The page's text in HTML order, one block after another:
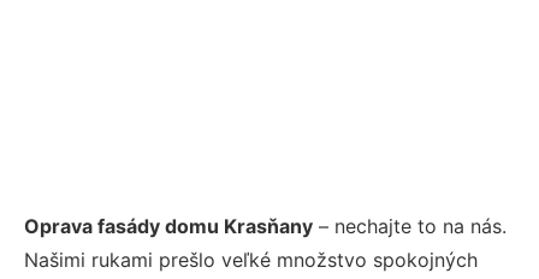
Oprava fasády domu Krasňany – nechajte to na nás.
Našimi rukami prešlo veľké množstvo spokojných